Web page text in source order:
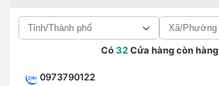
Có32Cửa hàng còn hàng
0973790122